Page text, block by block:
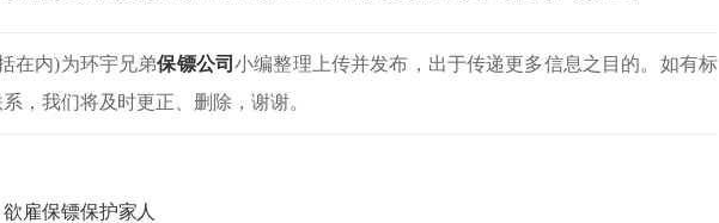
在内)为环宇兄弟保镖公司小编整理上传并发布，出于传递更多信息之目的。如有标
，我们将及时更正、删除，谢谢。
雇保镖保护家人